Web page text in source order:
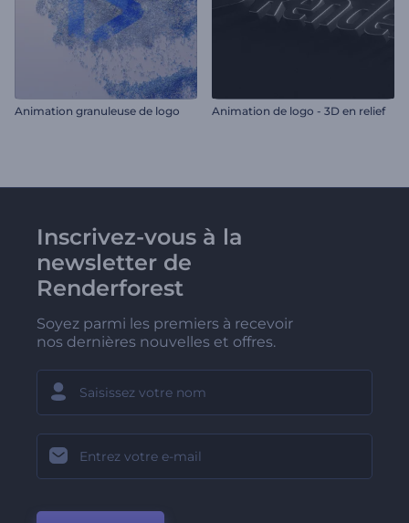
Animation granuleuse de logo Animation de logo - 3D en relief
Inscrivez-vous à la
newsletter de
Renderforest
Soyez parmi les premiers à recevoir
nos dernières nouvelles et offres.